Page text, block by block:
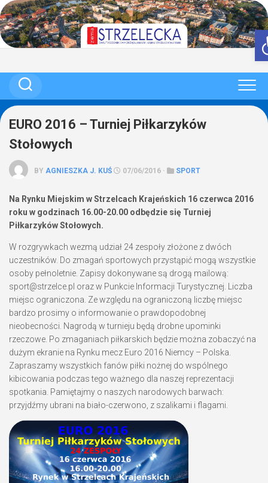
Skip
to
content
EURO 2016 – Turniej Piłkarzyków
Stołowych
BY AGNIESZKA J. KUŚ 07/06/2016 · SPORT
Na Rynku Miejskim w Strzelcach Krajeńskich 16 czerwca 2016
roku w godzinach 16.00-20.00 odbędzie się Turniej
Piłkarzyków Stołowych.
W rozgrywkach wezmą udział 24 zespoły złożone z dwóch
uczestników. Do zmagań sportowych przystąpić mogą wszystkie
osoby pełnoletnie. Zapisy dokonywane są drogą mailową:
sport@strzelce.pl oraz w Punkcie Informacji Turystycznej. Liczba
miejsc ograniczona. Ze względu na ograniczoną liczbę miejsc
bardzo prosimy o informowanie o prawdopodobnej
nieobecności. Nagrodą w turnieju będą drobne upominki
rzeczowe. Po zmaganiach piłkarskich będzie można zobaczyć na
dużym ekranie na Rynku mecz Euro 2016 Niemcy – Polska.
Zapraszamy wszystkich fanów piłki nożnej do wspólnego
kibicowania podczas tego ważnego dla naszej reprezentacji
spotkania. Pamiętajmy o naszych narodowych barwach:
przyjdźmy ubrani na biało-czerwono, z szalikami i flagami.